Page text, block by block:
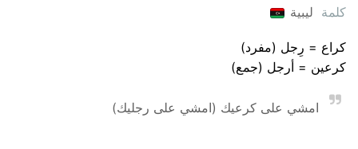
كلمة ليبية
كراع = رِجل (مفرد)
كرعين = أرجل (جمع)
امشي على كرعيك (امشي على رجليك)